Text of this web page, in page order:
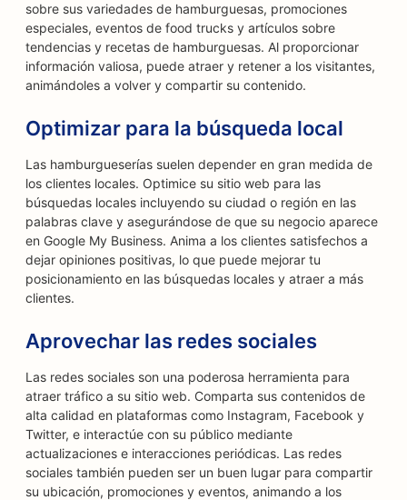
sobre sus variedades de hamburguesas, promociones
especiales, eventos de food trucks y artículos sobre
tendencias y recetas de hamburguesas. Al proporcionar
información valiosa, puede atraer y retener a los visitantes,
animándoles a volver y compartir su contenido.
Optimizar para la búsqueda local
Las hamburgueserías suelen depender en gran medida de
los clientes locales. Optimice su sitio web para las
búsquedas locales incluyendo su ciudad o región en las
palabras clave y asegurándose de que su negocio aparece
en Google My Business. Anima a los clientes satisfechos a
dejar opiniones positivas, lo que puede mejorar tu
posicionamiento en las búsquedas locales y atraer a más
clientes.
Aprovechar las redes sociales
Las redes sociales son una poderosa herramienta para
atraer tráfico a su sitio web. Comparta sus contenidos de
alta calidad en plataformas como Instagram, Facebook y
Twitter, e interactúe con su público mediante
actualizaciones e interacciones periódicas. Las redes
sociales también pueden ser un buen lugar para compartir
su ubicación, promociones y eventos, animando a los